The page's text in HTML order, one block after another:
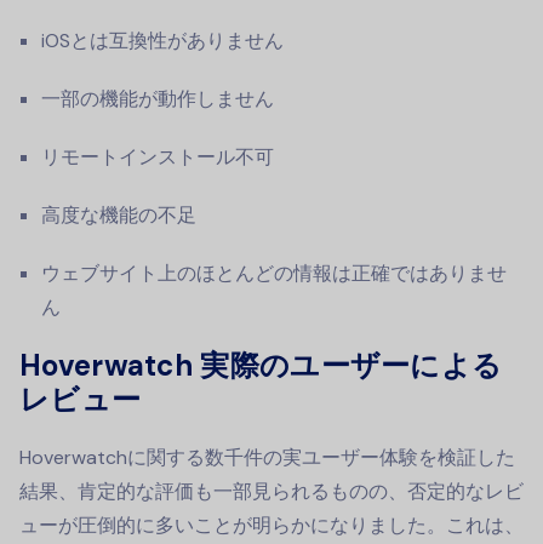
iOSとは互換性がありません
一部の機能が動作しません
リモートインストール不可
高度な機能の不足
ウェブサイト上のほとんどの情報は正確ではありませ
ん
Hoverwatch 実際のユーザーによる
レビュー
Hoverwatchに関する数千件の実ユーザー体験を検証した
結果、肯定的な評価も一部見られるものの、否定的なレビ
ューが圧倒的に多いことが明らかになりました。これは、